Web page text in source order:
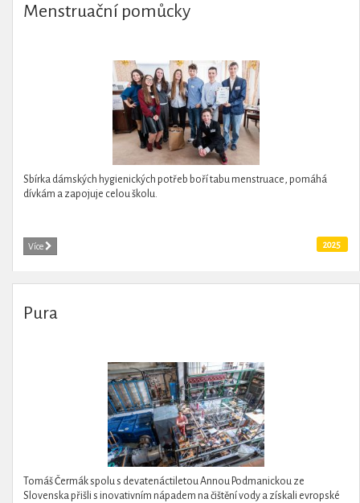
Menstruační pomůcky
Sbírka dámských hygienických potřeb boří tabu menstruace, pomáhá
dívkám a zapojuje celou školu.
Více 2025
Pura
Tomáš Čermák spolu s devatenáctiletou Annou Podmanickou ze
Slovenska přišli s inovativním nápadem na čištění vody a získali evropské